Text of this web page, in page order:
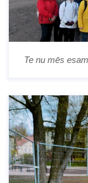
Te nu mēs